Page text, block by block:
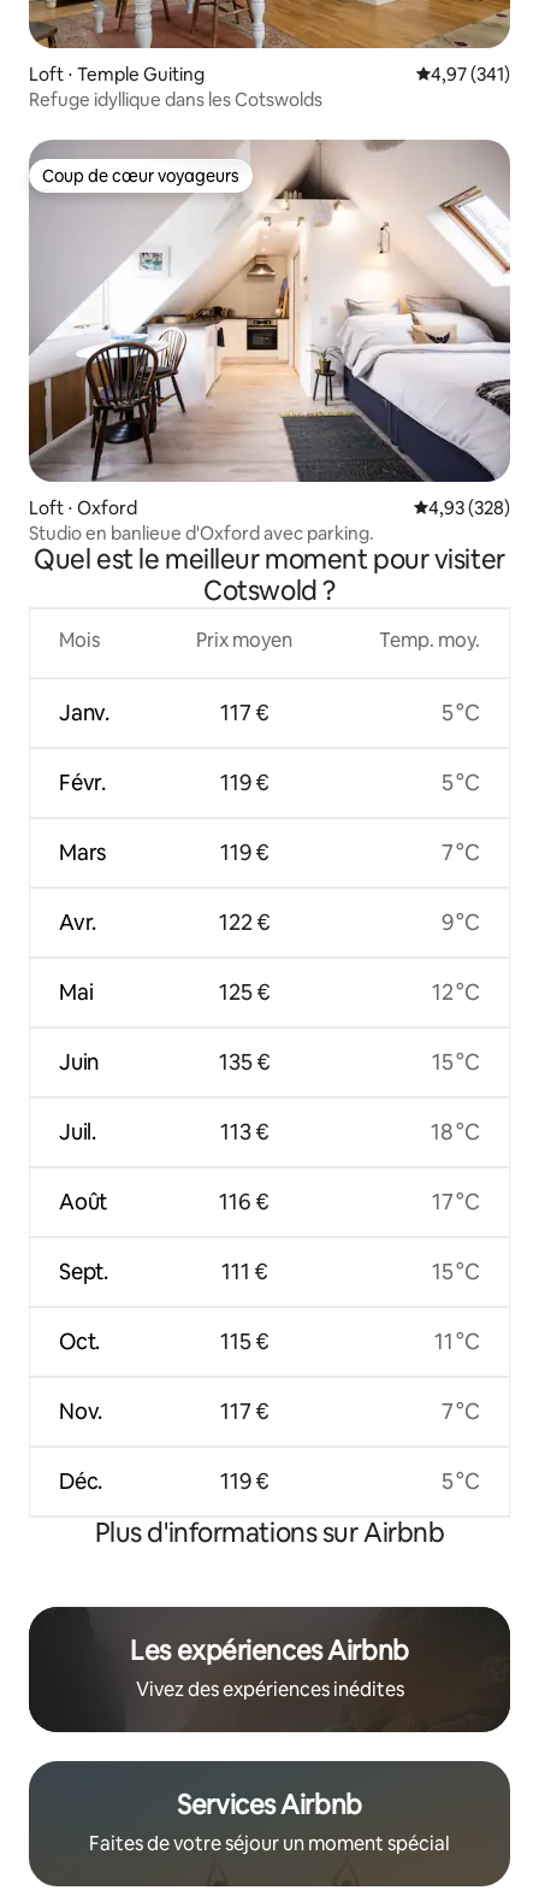
Loft ⋅ Temple Guiting Évaluation
4,97 (341)
Refuge idyllique dans les Cotswolds
Coup de cœur voyageurs
Coup de cœur voyageurs
Loft ⋅ Oxford Évaluation
4,93 (328)
Studio en banlieue d'Oxford avec parking.
Quel est le meilleur moment pour visiter
Cotswold ?
Mois
Janv.
Févr.
Mars
Avr.
Mai
Juin
Juil.
Août
Sept.
Oct.
Nov.
Déc.
Prix moyen
117 €
119 €
119 €
122 €
125 €
135 €
113 €
116 €
111 €
115 €
117 €
119 €
Temp. moy.
5 °C
5 °C
7 °C
9 °C
12 °C
15 °C
18 °C
17 °C
15 °C
11 °C
7 °C
5 °C
Plus d'informations sur Airbnb
Les expériences Airbnb
Vivez des expériences inédites
Services Airbnb
Faites de votre séjour un moment spécial